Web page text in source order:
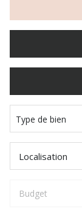
Type de bien
Localisation
Budget